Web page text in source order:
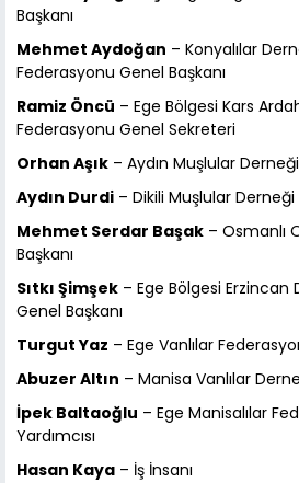
Başkanı
Mehmet Aydoğan – Konyalılar
Federasyonu Genel Başkanı
Ramiz Öncü – Ege Bölgesi Kars
Federasyonu Genel Sekreteri
Orhan Aşık – Aydın Muşlular Derneği
Aydın Durdi – Dikili Muşlular Derneği
Mehmet Serdar Başak – Osmanlı
Başkanı
Sıtkı Şimşek – Ege Bölgesi
Genel Başkanı
Turgut Yaz – Ege Vanlılar
Abuzer Altın – Manisa Vanlılar
İpek Baltaoğlu – Ege Manisalılar
Yardımcısı
Hasan Kaya – İş İnsanı